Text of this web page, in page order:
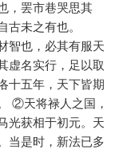
，罢市巷哭思其
未之有也。
智也，必其有服天
虚名实行，足以取
十五年，天下皆期
②天将禄人之国，
光获相于初元。天
当是时，新法已多